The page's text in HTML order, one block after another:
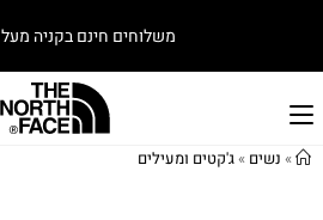
משלוחים חינם בקניה מעל 249 ש"ח
» נשים »ג'קטים ומעילים